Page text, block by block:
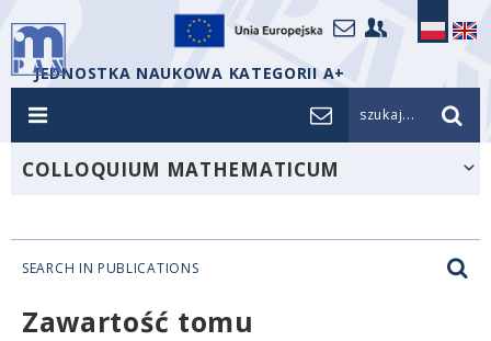
JEDNOSTKA NAUKOWA KATEGORII A+
szukaj...
COLLOQUIUM MATHEMATICUM
SEARCH IN PUBLICATIONS
Zawartość tomu